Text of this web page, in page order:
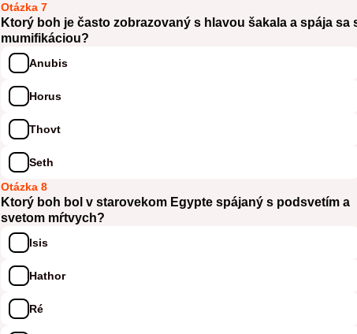
Otázka 7
Ktorý boh je často zobrazovaný s hlavou šakala a spája sa
mumifikáciou?
Anubis
Horus
Thovt
Seth
Otázka 8
Ktorý boh bol v starovekom Egypte spájaný s podsvetím a
svetom mŕtvych?
Isis
Hathor
Ré